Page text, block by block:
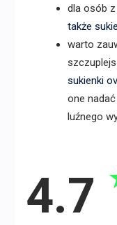
dla osób
także
warto
sukienki
one
luźnego
4.7